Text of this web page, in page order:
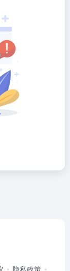
隐私政策